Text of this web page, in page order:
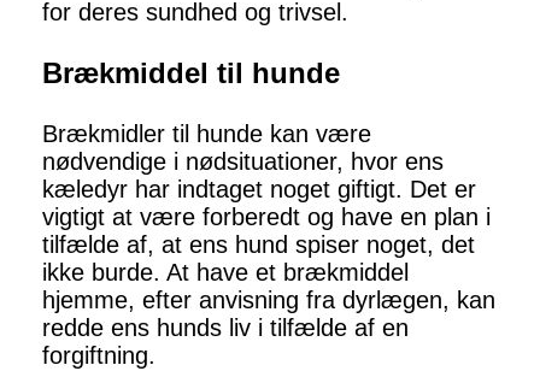
for deres sundhed og trivsel.
Brækmiddel til hunde
Brækmidler til hunde kan være
nødvendige i nødsituationer, hvor ens
kæledyr har indtaget noget giftigt. Det er
vigtigt at være forberedt og have en plan i
tilfælde af, at ens hund spiser noget, det
ikke burde. At have et brækmiddel
hjemme, efter anvisning fra dyrlægen, kan
redde ens hunds liv i tilfælde af en
forgiftning.